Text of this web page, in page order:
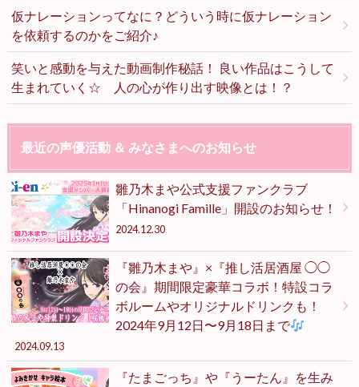
仮ナレーションってなに？どういう時に仮ナレーション
を依頼するのかをご紹介♪
笑いと感動を与えた動画制作秘話！ 良い作品はこうして
生まれていく☆ 人の心が作り出す映像とは！？
最近の声優活動 ＆ みなさまへのお知らせ
雛乃木まや公式支援ファンクラブ
「Hinanogi Famille」開設のお知らせ！
2024.12.30
『雛乃木まや』×『推し活居酒屋 ◯◯
の会』期間限定豪華コラボ！特設コラ
ボルームやオリジナルドリンクも！
2024年9月12日〜9月18日まで
2024.09.13
『たまごっち』や『うーたん』を生み